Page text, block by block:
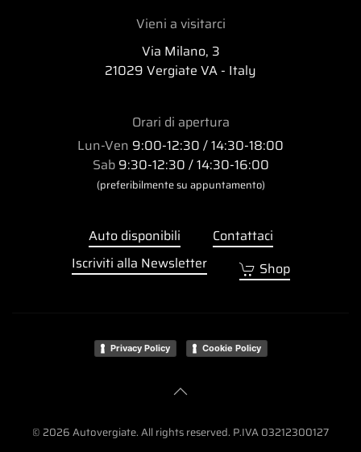
Vieni a visitarci
Via Milano, 3
21029 Vergiate VA - Italy
Orari di apertura
Lun-Ven 9:00-12:30 / 14:30-18:00
Sab9:30-12:30 / 14:30-16:00
(preferibilmente su appuntamento)
Auto disponibili
Contattaci
Iscriviti alla Newsletter
Shop
Privacy Policy Cookie Policy
© 2026Autovergiate. All rights reserved. P.IVA 03212300127